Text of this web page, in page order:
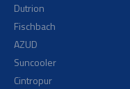
Dutrion
Fischbach
AZUD
Suncooler
Cintropur